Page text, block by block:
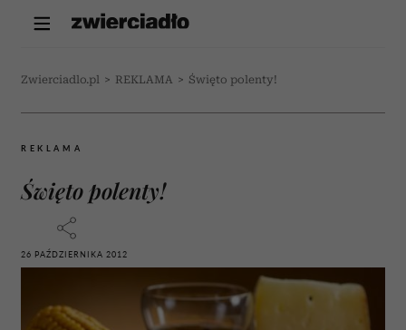
Zwierciadlo.pl > REKLAMA > Święto polenty!
REKLAMA
Święto polenty!
26 PAŹDZIERNIKA 2012